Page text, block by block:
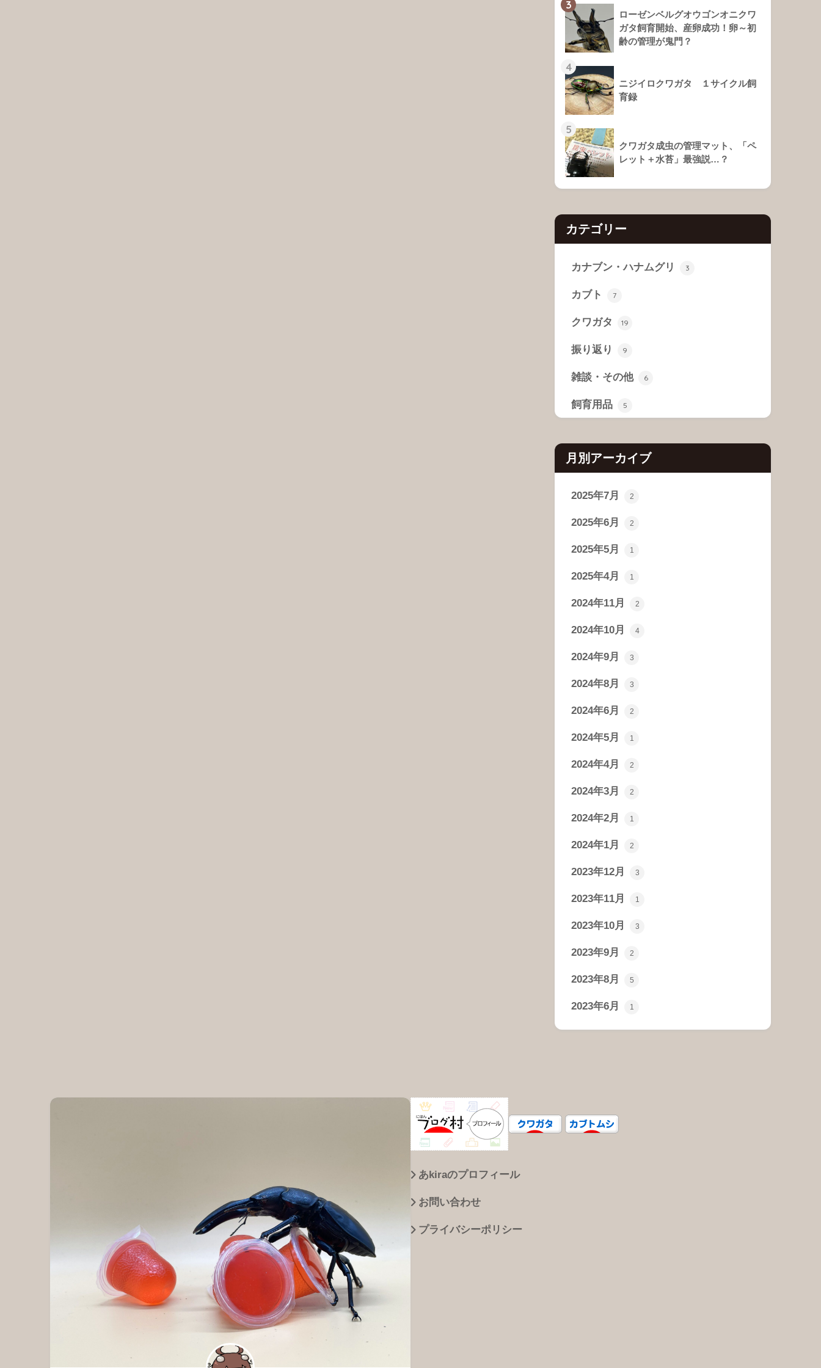
3
ローゼンベルグオウゴンオニクワ
ガタ飼育開始、産卵成功！卵～初
齢の管理が鬼門？
4
ニジイロクワガタ １サイクル飼
育録
5
クワガタ成虫の管理マット、「ペ
レット＋水苔」最強説…？
カテゴリー
カナブン・ハナムグリ 3
カブト 7
クワガタ 19
振り返り 9
雑談・その他 6
飼育用品 5
月別アーカイブ
2025年7月 2
2025年6月 2
2025年5月 1
2025年4月 1
2024年11月 2
2024年10月 4
2024年9月 3
2024年8月 3
2024年6月 2
2024年5月 1
2024年4月 2
2024年3月 2
2024年2月 1
2024年1月 2
2023年12月 3
2023年11月 1
2023年10月 3
2023年9月 2
2023年8月 5
2023年6月 1
あkiraのプロフィール
お問い合わせ
プライバシーポリシー